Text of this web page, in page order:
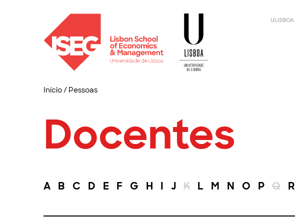
ULISBOA
Início/ Pessoas
Docentes
A B C D E F G H I J K L M N O P Q R